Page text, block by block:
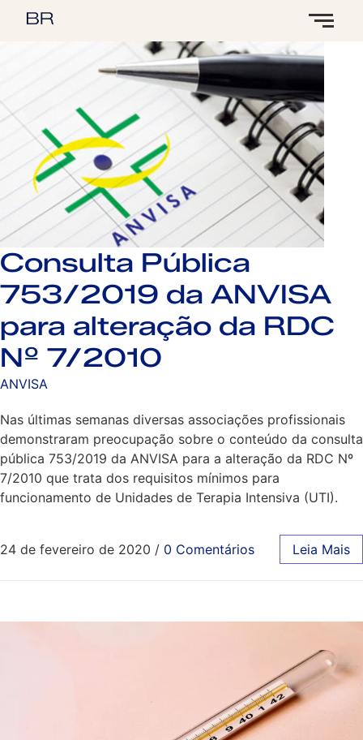
Consulta Pública
753/2019 da ANVISA
para alteração da RDC
Nº 7/2010
ANVISA
Nas últimas semanas diversas associações profissionais
demonstraram preocupação sobre o conteúdo da consulta
pública 753/2019 da ANVISA para a alteração da RDC Nº
7/2010 que trata dos requisitos mínimos para
funcionamento de Unidades de Terapia Intensiva (UTI).
24 de fevereiro de 2020 / 0 Comentários Leia Mais